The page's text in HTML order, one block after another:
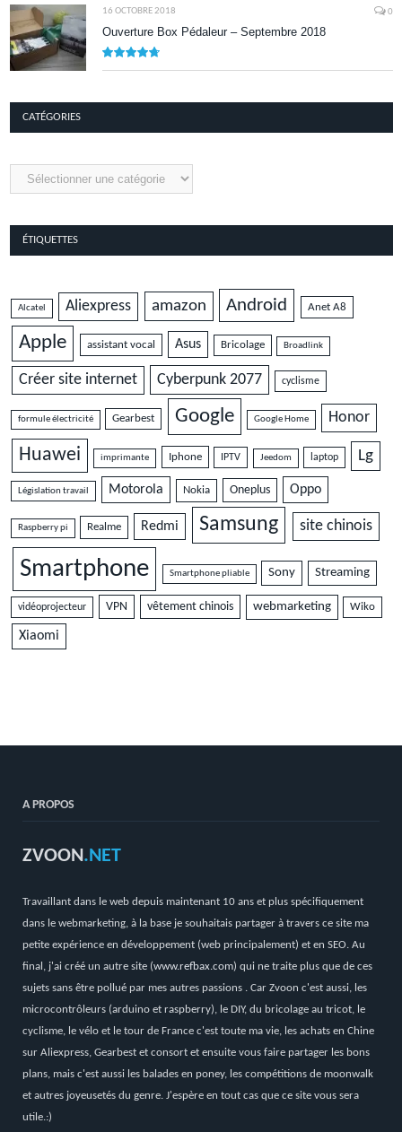
16 OCTOBRE 2018 0
Ouverture Box Pédaleur – Septembre 2018
CATÉGORIES
Catégories
ÉTIQUETTES
Alcatel Aliexpress amazon Android Anet A8
Apple assistant vocal Asus Bricolage Broadlink
Créer site internet Cyberpunk 2077 cyclisme
formule électricité Gearbest Google Google Home Honor
Huawei imprimante Iphone IPTV Jeedom laptop Lg
Législation travail Motorola Nokia Oneplus Oppo
Raspberry pi Realme Redmi Samsung site chinois
Smartphone Smartphone pliable Sony Streaming
vidéoprojecteur VPN vêtement chinois webmarketing Wiko
Xiaomi
A PROPOS
ZVOON.NET
Travaillant dans le web depuis maintenant 10 ans et plus spécifiquement
dans le webmarketing, à la base je souhaitais partager à travers ce site ma
petite expérience en développement (web principalement) et en SEO. Au
final, j'ai créé un autre site (www.refbax.com) qui ne traite plus que de ces
sujets sans être pollué par mes autres passions . Car Zvoon c'est aussi, les
microcontrôleurs (arduino et raspberry), le DIY, du bricolage au tricot, le
cyclisme, le vélo et le tour de France c'est toute ma vie, les achats en Chine
sur Aliexpress, Gearbest et consort et ensuite vous faire partager les bons
plans, mais c'est aussi les balades en poney, les compétitions de moonwalk
et autres joyeusetés du genre. J'espère en tout cas que ce site vous sera
utile.:)